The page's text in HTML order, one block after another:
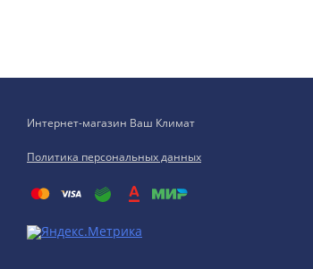
Интернет-магазин Ваш Климат
Политика персональных данных